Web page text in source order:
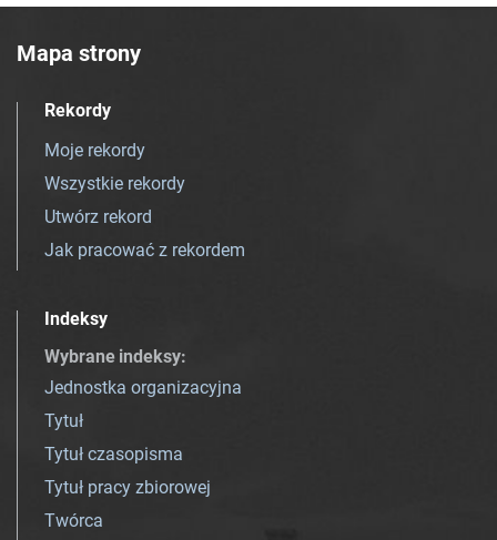
Mapa strony
Rekordy
Moje rekordy
Wszystkie rekordy
Utwórz rekord
Jak pracować z rekordem
Indeksy
Wybrane indeksy:
Jednostka organizacyjna
Tytuł
Tytuł czasopisma
Tytuł pracy zbiorowej
Twórca